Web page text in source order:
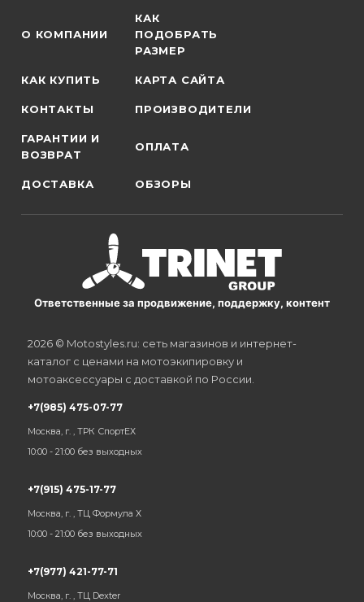
О КОМПАНИИ
КАК
ПОДОБРАТЬ
РАЗМЕР
КАК КУПИТЬ КАРТА САЙТА
КОНТАКТЫ ПРОИЗВОДИТЕЛИ
ГАРАНТИИ И
ВОЗВРАТ
ОПЛАТА
ДОСТАВКА ОБЗОРЫ
Ответственные за продвижение, поддержку, контент
2026 © Motostyles.ru: сеть магазинов и интернет-
каталог с ценами на мотоэкипировку и
мотоаксессуары с доставкой по России.
+7(985) 475-07-77
Москва, г. , ТРК СпортЕХ
10:00 - 21:00 без выходных
+7(915) 475-17-77
Москва, г. , ТЦ Формула Х
10:00 - 21:00 без выходных
+7(977) 421-77-71
Москва, г. , ТЦ Dexter